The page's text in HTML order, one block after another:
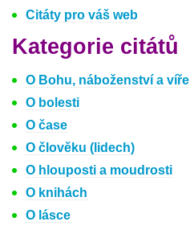
Citáty pro váš web
Kategorie citátů
O Bohu, náboženství a víře
O bolesti
O čase
O člověku (lidech)
O hlouposti a moudrosti
O knihách
O lásce